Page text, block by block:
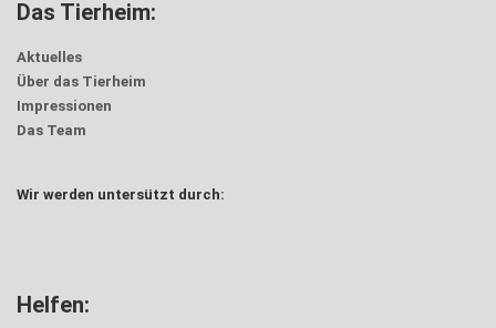
Das Tierheim:
Aktuelles
Über das Tierheim
Impressionen
Das Team
Wir werden untersützt durch:
Helfen: